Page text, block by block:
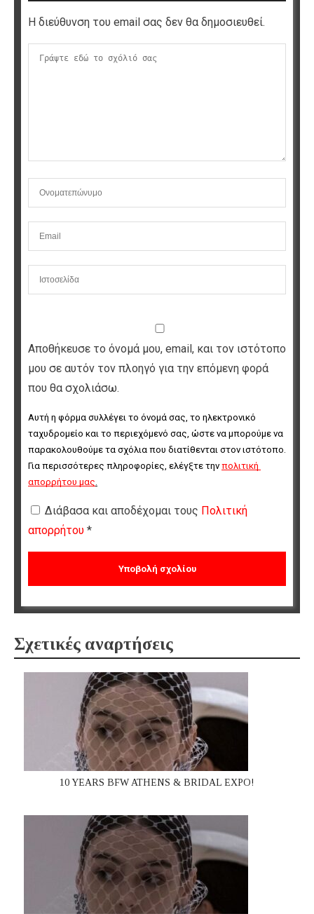
Η διεύθυνση του email σας δεν θα δημοσιευθεί.
Αποθήκευσε το όνομά μου, email, και τον ιστότοπο
μου σε αυτόν τον πλοηγό για την επόμενη φορά
που θα σχολιάσω.
Αυτή η φόρμα συλλέγει το όνομά σας, το ηλεκτρονικό
ταχυδρομείο και το περιεχόμενό σας, ώστε να μπορούμε να
παρακολουθούμε τα σχόλια που διατίθενται στον ιστότοπο.
Για περισσότερες πληροφορίες, ελέγξτε την πολιτική
απορρήτου μας
Διάβασα και αποδέχομαι τους Πολιτική
απορρήτου *
Σχετικές αναρτήσεις
10 YEARS BFW ATHENS & BRIDAL EXPO!